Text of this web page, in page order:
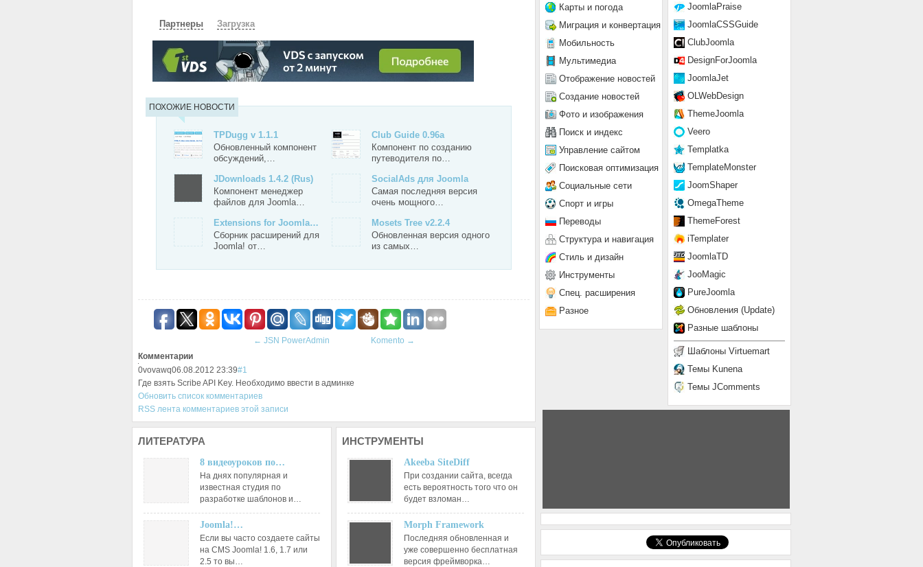
Партнеры Загрузка
СКАЧАТЬ ЗЕРКАЛО ЗЕРКАЛО №2
ПОХОЖИЕ НОВОСТИ
TPDugg v 1.1.1
Обновленный компонент
обсуждений,…
Club Guide 0.96a
Компонент по созданию
путеводителя по…
JDownloads 1.4.2 (Rus)
Компонент менеджер
файлов для Joomla…
SocialAds для Joomla
Самая последняя версия
очень мощного…
Extensions for Joomla…
Сборник расширений для
Joomla! от…
Mosets Tree v2.2.4
Обновленная версия одного
из самых…
← JSN PowerAdmin Komento →
Комментарии
0vovawq06.08.2012 23:39#1
Где взять Scribe API Key. Необходимо ввести в админке
Обновить список комментариев
RSS лента комментариев этой записи
ЛИТЕРАТУРА
8 видеоуроков по…
На днях популярная и
известная студия по
разработке шаблонов и…
Joomla!…
Если вы часто создаете сайты
на CMS Joomla! 1.6, 1.7 или
2.5 то вы…
ИНСТРУМЕНТЫ
Akeeba SiteDiff
При создании сайта, всегда
есть вероятность того что он
будет взломан…
Morph Framework
Последняя обновленная и
уже совершенно бесплатная
версия фреймворка…
JoomlaPraise
JoomlaCSSGuide
ClubJoomla
DesignForJoomla
JoomlaJet
OLWebDesign
ThemeJoomla
Veero
Templatka
TemplateMonster
JoomShaper
OmegaTheme
ThemeForest
iTemplater
JoomlaTD
JooMagic
PureJoomla
Обновления (Update)
Разные шаблоны
Шаблоны Virtuemart
Темы Kunena
Темы JComments
Карты и погода
Миграция и конвертация
Мобильность
Мультимедиа
Отображение новостей
Создание новостей
Фото и изображения
Поиск и индекс
Управление сайтом
Поисковая оптимизация
Социальные сети
Спорт и игры
Переводы
Структура и навигация
Стиль и дизайн
Инструменты
Спец. расширения
Разное